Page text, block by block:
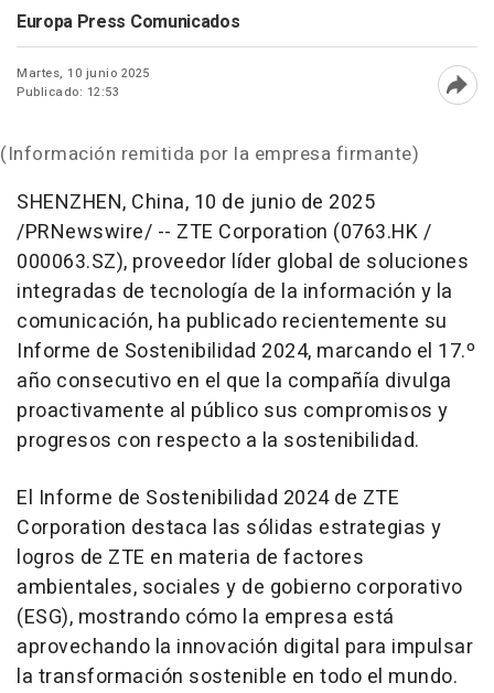
Europa Press Comunicados
Martes, 10 junio 2025
Publicado: 12:53
(Información remitida por la empresa firmante)
SHENZHEN, China, 10 de junio de 2025
/PRNewswire/ -- ZTE Corporation (0763.HK /
000063.SZ), proveedor líder global de soluciones
integradas de tecnología de la información y la
comunicación, ha publicado recientemente su
Informe de Sostenibilidad 2024, marcando el 17.º
año consecutivo en el que la compañía divulga
proactivamente al público sus compromisos y
progresos con respecto a la sostenibilidad.
El Informe de Sostenibilidad 2024 de ZTE
Corporation destaca las sólidas estrategias y
logros de ZTE en materia de factores
ambientales, sociales y de gobierno corporativo
(ESG), mostrando cómo la empresa está
aprovechando la innovación digital para impulsar
la transformación sostenible en todo el mundo.